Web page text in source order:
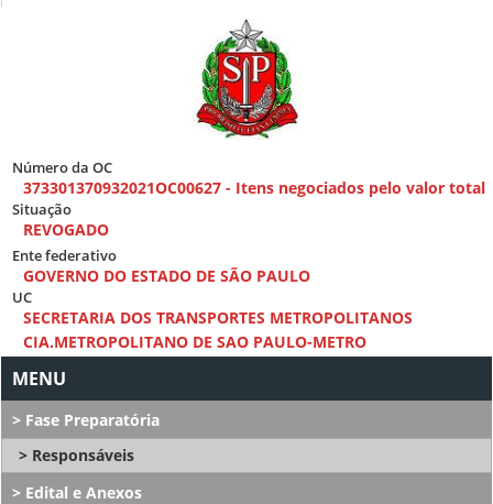
Número da OC
373301370932021OC00627 - Itens negociados pelo valor total
Situação
REVOGADO
Ente federativo
GOVERNO DO ESTADO DE SÃO PAULO
UC
SECRETARIA DOS TRANSPORTES METROPOLITANOS
CIA.METROPOLITANO DE SAO PAULO-METRO
Fase Preparatória
Responsáveis
Edital e Anexos